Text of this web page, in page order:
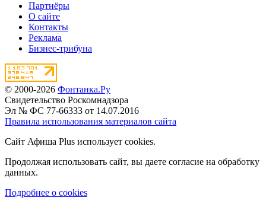
Партнёры
О сайте
Контакты
Реклама
Бизнес-трибуна
© 2000-2026 Фонтанка.Ру
Свидетельство Роскомнадзора
Эл № ФС 77-66333 от 14.07.2016
Правила использования материалов сайта
Сайт Афиша Plus использует cookies.
Продолжая использовать сайт, вы даете согласие на обработку
данных.
Подробнее о cookies